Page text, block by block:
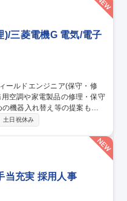
三菱電機G 電気/電子
機器入れ替え等の提案も行
援部署のサポート体制も万全
土日祝休み
当充実 採用人事